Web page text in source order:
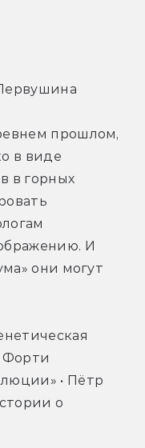
прошлом,
в виде
в горных
И
они могут
Форти
• Пётр
о